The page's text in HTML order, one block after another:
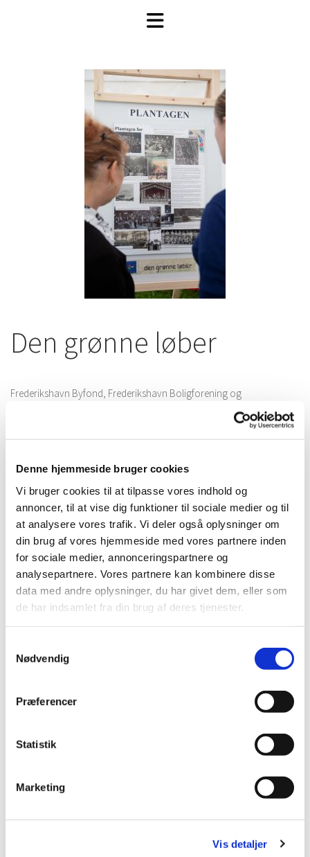
Denne hjemmeside bruger cookies
Vi bruger cookies til at tilpasse vores indhold og
annoncer, til at vise dig funktioner til sociale medier og til
at analysere vores trafik. Vi deler også oplysninger om
din brug af vores hjemmeside med vores partnere inden
for sociale medier, annonceringspartnere og
analysepartnere. Vores partnere kan kombinere disse
data med andre oplysninger, du har givet dem, eller som
de har indsamlet fra din brug af deres tjenester.
Nødvendig
Præferencer
Statistik
Marketing
Vis detaljer
Den grønne løber
Frederikshavn Byfond, Frederikshavn Boligforening og
Boligforeningen Vesterport har i 2011 sat fokus på nordbyen, da den
der er vokset nye kvarterer op omkring Stjernen, Gartnerbo trænger
Med "den grønne løber" sætter vi fokus på et helt byområde på en
gang. Det giver mulighed for at skabe en harmonisk
sammenhængende bydel med sin helt egen identitet.
Den 27. august 2011 stod der et telt i hvert område, hvor alle var
velkomne til at komme med deres bud på, hvordan man kan skabe
sammenhæng mellem Frederikshavn nordby og midtbyen.
Vil du vide mere, kan du downloade vores folder til højre.
Download folderen her